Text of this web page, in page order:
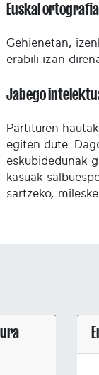
Euskal
Gehienetan,
erabili izan
Jabego
Partituren
egiten dute.
eskubidedunak
kasuak
sartzeko,